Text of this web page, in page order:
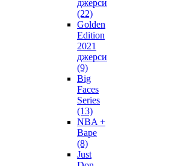
джерси
(22)
Golden
Edition
2021
джерси
(9)
Big
Faces
Series
(13)
NBA +
Bape
(8)
Just